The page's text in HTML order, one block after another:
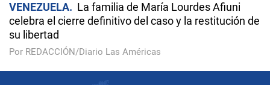
VENEZUELA
La familia de María Lourdes Afiuni
celebra el cierre definitivo del caso y la restitución de
su libertad
Por REDACCIÓN/Diario Las Américas